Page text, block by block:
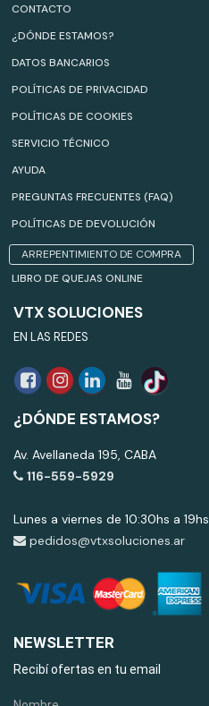
CONTACTO
¿DÓNDE ESTAMOS?
DATOS BANCARIOS
POLÍTICAS DE PRIVACIDAD
POLÍTICAS DE COOKIES
SERVICIO TÉCNICO
AYUDA
PREGUNTAS FRECUENTES (FAQ)
POLÍTICAS DE DEVOLUCIÓN
ARREPENTIMIENTO DE COMPRA
LIBRO DE QUEJAS ONLINE
VTX SOLUCIONES
EN LAS REDES
¿DÓNDE ESTAMOS?
Av. Avellaneda 195, CABA
116-559-5929
Lunes a viernes de 10:30hs a 19hs
pedidos@vtxsoluciones.ar
NEWSLETTER
Recibí ofertas en tu email